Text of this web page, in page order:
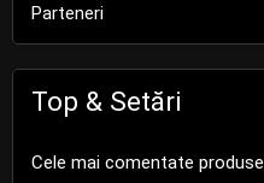
Parteneri
Top & Setări
Cele mai comentate produse